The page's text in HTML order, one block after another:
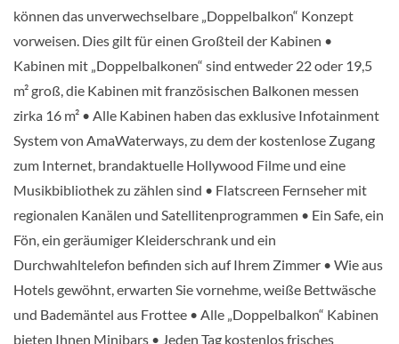
können das unverwechselbare „Doppelbalkon“ Konzept
vorweisen. Dies gilt für einen Großteil der Kabinen •
Kabinen mit „Doppelbalkonen“ sind entweder 22 oder 19,5
m² groß, die Kabinen mit französischen Balkonen messen
zirka 16 m² • Alle Kabinen haben das exklusive Infotainment
System von AmaWaterways, zu dem der kostenlose Zugang
zum Internet, brandaktuelle Hollywood Filme und eine
Musikbibliothek zu zählen sind • Flatscreen Fernseher mit
regionalen Kanälen und Satellitenprogrammen • Ein Safe, ein
Fön, ein geräumiger Kleiderschrank und ein
Durchwahltelefon befinden sich auf Ihrem Zimmer • Wie aus
Hotels gewöhnt, erwarten Sie vornehme, weiße Bettwäsche
und Bademäntel aus Frottee • Alle „Doppelbalkon“ Kabinen
bieten Ihnen Minibars • Jeden Tag kostenlos frisches